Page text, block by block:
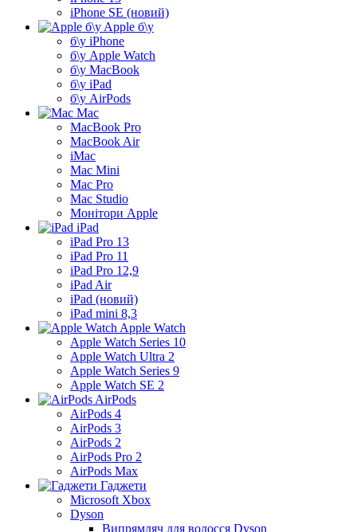
iPhone SE (новий)
Apple б\у
б\у iPhone
б\у Apple Watch
б\у MacBook
б\у iPad
б\у AirPods
Mac
MacBook Pro
MacBook Air
iMac
Mac Mini
Mac Pro
Mac Studio
Монітори Apple
iPad
iPad Pro 13
iPad Pro 11
iPad Pro 12,9
iPad Air
iPad (новий)
iPad mini 8,3
Apple Watch
Apple Watch Series 10
Apple Watch Ultra 2
Apple Watch Series 9
Apple Watch SE 2
AirPods
AirPods 4
AirPods 3
AirPods 2
AirPods Pro 2
AirPods Max
Гаджети
Microsoft Xbox
Dyson
Випрямляч для волосся Dyson